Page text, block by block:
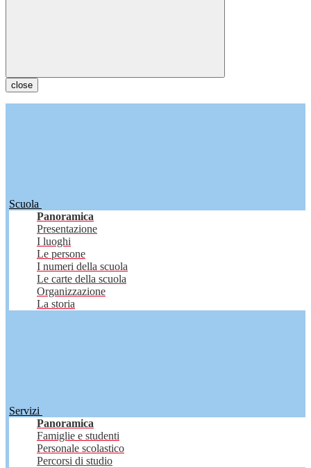
close
Scuola
Panoramica
Presentazione
I luoghi
Le persone
I numeri della scuola
Le carte della scuola
Organizzazione
La storia
Servizi
Panoramica
Famiglie e studenti
Personale scolastico
Percorsi di studio